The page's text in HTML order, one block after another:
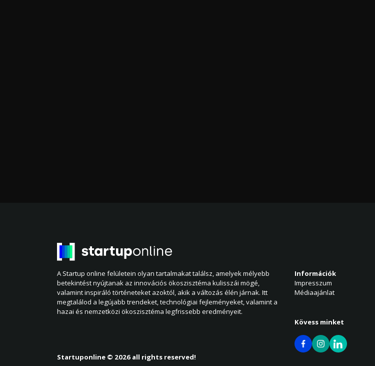
A Startup online felületein olyan tartalmakat találsz, amelyek mélyebb
betekintést nyújtanak az innovációs ökoszisztéma kulisszái mögé,
valamint inspiráló történeteket azoktól, akik a változás élén járnak. Itt
megtalálod a legújabb trendeket, technológiai fejleményeket, valamint a
hazai és nemzetközi ökoszisztéma legfrissebb eredményeit.
Információk
Impresszum
Médiaajánlat
Kövess minket
Startuponline © 2026 all rights reserved!